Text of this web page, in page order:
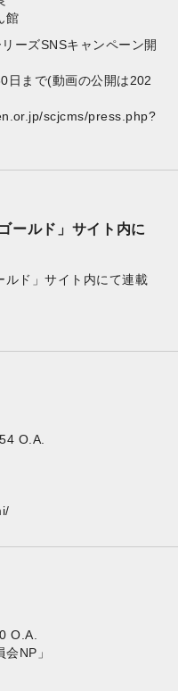
館
ーズSNSキャンペーン開
日まで(動画の公開は202
scjcms/press.php?
ールド」サイト内に
ルド」サイト内にて連載
O.A.
O.A.
NP」